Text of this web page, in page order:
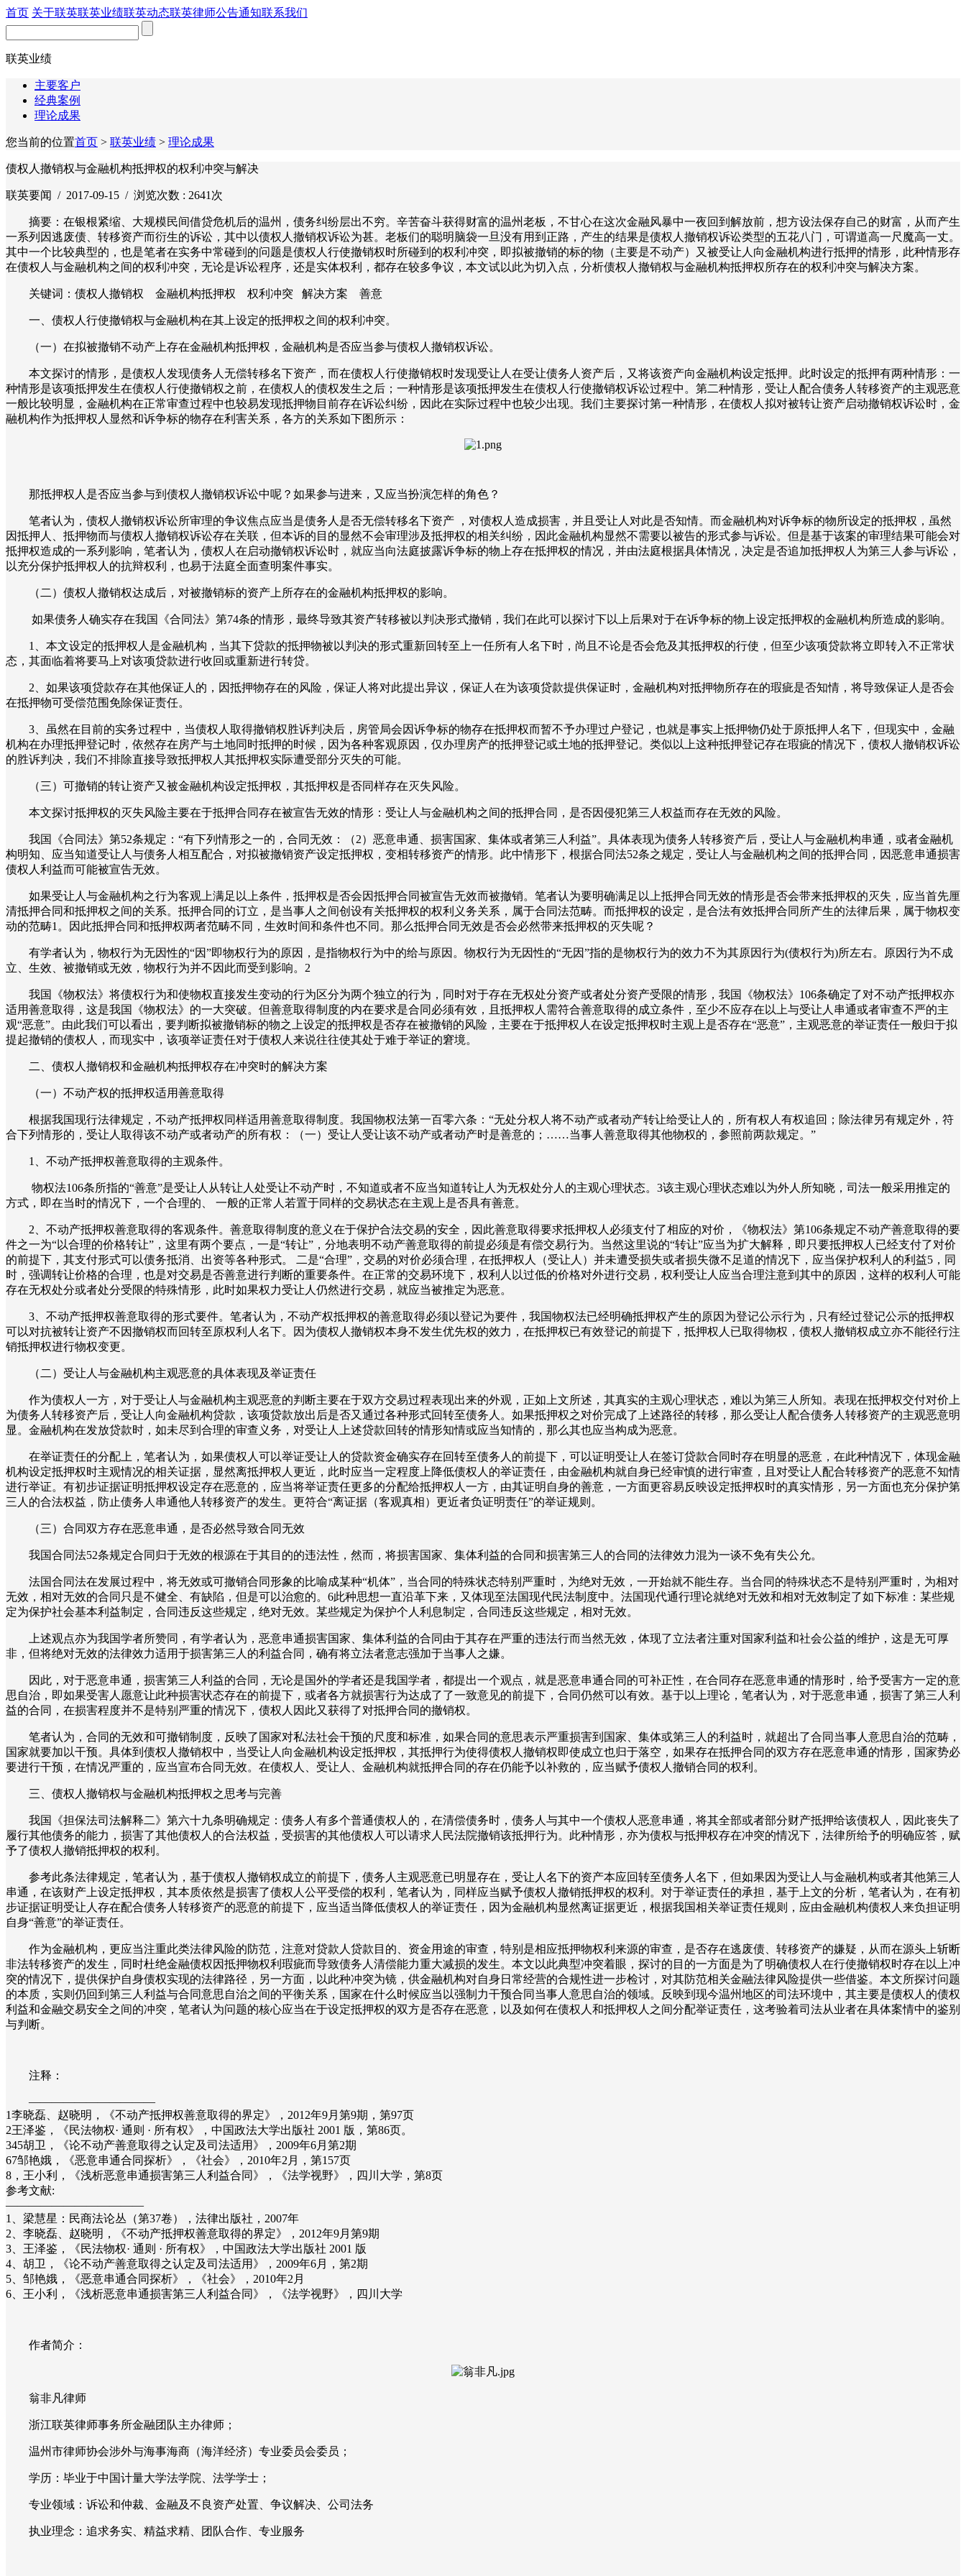
首页 关于联英联英业绩联英动态联英律师公告通知联系我们
联英业绩
主要客户
经典案例
理论成果
您当前的位置首页 > 联英业绩 > 理论成果
债权人撤销权与金融机构抵押权的权利冲突与解决
联英要闻 / 2017-09-15 / 浏览次数 : 2641次
摘要：在银根紧缩、大规模民间借贷危机后的温州，债务纠纷层出不穷。辛苦奋斗获得财富的温州老板，不甘心在这次金融风暴中一夜回到解放前，想方设法保存自己的财富，从而产生
一系列因逃废债、转移资产而衍生的诉讼，其中以债权人撤销权诉讼为甚。老板们的聪明脑袋一旦没有用到正路，产生的结果是债权人撤销权诉讼类型的五花八门，可谓道高一尺魔高一丈。
其中一个比较典型的，也是笔者在实务中常碰到的问题是债权人行使撤销权时所碰到的权利冲突，即拟被撤销的标的物（主要是不动产）又被受让人向金融机构进行抵押的情形，此种情形存
在债权人与金融机构之间的权利冲突，无论是诉讼程序，还是实体权利，都存在较多争议，本文试以此为切入点，分析债权人撤销权与金融机构抵押权所存在的权利冲突与解决方案。
关键词：债权人撤销权 金融机构抵押权 权利冲突 解决方案 善意
一、债权人行使撤销权与金融机构在其上设定的抵押权之间的权利冲突。
（一）在拟被撤销不动产上存在金融机构抵押权，金融机构是否应当参与债权人撤销权诉讼。
本文探讨的情形，是债权人发现债务人无偿转移名下资产，而在债权人行使撤销权时发现受让人在受让债务人资产后，又将该资产向金融机构设定抵押。此时设定的抵押有两种情形：一
种情形是该项抵押发生在债权人行使撤销权之前，在债权人的债权发生之后；一种情形是该项抵押发生在债权人行使撤销权诉讼过程中。第二种情形，受让人配合债务人转移资产的主观恶意
一般比较明显，金融机构在正常审查过程中也较易发现抵押物目前存在诉讼纠纷，因此在实际过程中也较少出现。我们主要探讨第一种情形，在债权人拟对被转让资产启动撤销权诉讼时，金
融机构作为抵押权人显然和诉争标的物存在利害关系，各方的关系如下图所示：
那抵押权人是否应当参与到债权人撤销权诉讼中呢？如果参与进来，又应当扮演怎样的角色？
笔者认为，债权人撤销权诉讼所审理的争议焦点应当是债务人是否无偿转移名下资产 ，对债权人造成损害，并且受让人对此是否知情。而金融机构对诉争标的物所设定的抵押权，虽然
因抵押人、抵押物而与债权人撤销权诉讼存在关联，但本诉的目的显然不会审理涉及抵押权的相关纠纷，因此金融机构显然不需要以被告的形式参与诉讼。但是基于该案的审理结果可能会对
抵押权造成的一系列影响，笔者认为，债权人在启动撤销权诉讼时，就应当向法庭披露诉争标的物上存在抵押权的情况，并由法庭根据具体情况，决定是否追加抵押权人为第三人参与诉讼，
以充分保护抵押权人的抗辩权利，也易于法庭全面查明案件事实。
（二）债权人撤销权达成后，对被撤销标的资产上所存在的金融机构抵押权的影响。
如果债务人确实存在我国《合同法》第74条的情形，最终导致其资产转移被以判决形式撤销，我们在此可以探讨下以上后果对于在诉争标的物上设定抵押权的金融机构所造成的影响。
1、本文设定的抵押权人是金融机构，当其下贷款的抵押物被以判决的形式重新回转至上一任所有人名下时，尚且不论是否会危及其抵押权的行使，但至少该项贷款将立即转入不正常状
态，其面临着将要马上对该项贷款进行收回或重新进行转贷。
2、如果该项贷款存在其他保证人的，因抵押物存在的风险，保证人将对此提出异议，保证人在为该项贷款提供保证时，金融机构对抵押物所存在的瑕疵是否知情，将导致保证人是否会
在抵押物可受偿范围免除保证责任。
3、虽然在目前的实务过程中，当债权人取得撤销权胜诉判决后，房管局会因诉争标的物存在抵押权而暂不予办理过户登记，也就是事实上抵押物仍处于原抵押人名下，但现实中，金融
机构在办理抵押登记时，依然存在房产与土地同时抵押的时候，因为各种客观原因，仅办理房产的抵押登记或土地的抵押登记。类似以上这种抵押登记存在瑕疵的情况下，债权人撤销权诉讼
的胜诉判决，我们不排除直接导致抵押权人其抵押权实际遭受部分灭失的可能。
（三）可撤销的转让资产又被金融机构设定抵押权，其抵押权是否同样存在灭失风险。
本文探讨抵押权的灭失风险主要在于抵押合同存在被宣告无效的情形：受让人与金融机构之间的抵押合同，是否因侵犯第三人权益而存在无效的风险。
我国《合同法》第52条规定：“有下列情形之一的，合同无效：（2）恶意串通、损害国家、集体或者第三人利益”。具体表现为债务人转移资产后，受让人与金融机构串通，或者金融机
构明知、应当知道受让人与债务人相互配合，对拟被撤销资产设定抵押权，变相转移资产的情形。此中情形下，根据合同法52条之规定，受让人与金融机构之间的抵押合同，因恶意串通损害
债权人利益而可能被宣告无效。
如果受让人与金融机构之行为客观上满足以上条件，抵押权是否会因抵押合同被宣告无效而被撤销。笔者认为要明确满足以上抵押合同无效的情形是否会带来抵押权的灭失，应当首先厘
清抵押合同和抵押权之间的关系。抵押合同的订立，是当事人之间创设有关抵押权的权利义务关系，属于合同法范畴。而抵押权的设定，是合法有效抵押合同所产生的法律后果，属于物权变
动的范畴1。因此抵押合同和抵押权两者范畴不同，生效时间和条件也不同。那么抵押合同无效是否会必然带来抵押权的灭失呢？
有学者认为，物权行为无因性的“因”即物权行为的原因，是指物权行为中的给与原因。物权行为无因性的“无因”指的是物权行为的效力不为其原因行为(债权行为)所左右。原因行为不成
立、生效、被撤销或无效，物权行为并不因此而受到影响。2
我国《物权法》将债权行为和使物权直接发生变动的行为区分为两个独立的行为，同时对于存在无权处分资产或者处分资产受限的情形，我国《物权法》106条确定了对不动产抵押权亦
适用善意取得，这是我国《物权法》的一大突破。但善意取得制度的内在要求是合同必须有效，且抵押权人需符合善意取得的成立条件，至少不应存在以上与受让人串通或者审查不严的主
观“恶意”。由此我们可以看出，要判断拟被撤销标的物之上设定的抵押权是否存在被撤销的风险，主要在于抵押权人在设定抵押权时主观上是否存在“恶意”，主观恶意的举证责任一般归于拟
提起撤销的债权人，而现实中，该项举证责任对于债权人来说往往使其处于难于举证的窘境。
二、债权人撤销权和金融机构抵押权存在冲突时的解决方案
（一）不动产权的抵押权适用善意取得
根据我国现行法律规定，不动产抵押权同样适用善意取得制度。我国物权法第一百零六条：“无处分权人将不动产或者动产转让给受让人的，所有权人有权追回；除法律另有规定外，符
合下列情形的，受让人取得该不动产或者动产的所有权：（一）受让人受让该不动产或者动产时是善意的；……当事人善意取得其他物权的，参照前两款规定。”
1、不动产抵押权善意取得的主观条件。
物权法106条所指的“善意”是受让人从转让人处受让不动产时，不知道或者不应当知道转让人为无权处分人的主观心理状态。3该主观心理状态难以为外人所知晓，司法一般采用推定的
方式，即在当时的情况下，一个合理的、 一般的正常人若置于同样的交易状态在主观上是否具有善意。
2、不动产抵押权善意取得的客观条件。善意取得制度的意义在于保护合法交易的安全，因此善意取得要求抵押权人必须支付了相应的对价，《物权法》第106条规定不动产善意取得的要
件之一为“以合理的价格转让”，这里有两个要点，一是“转让”，分地表明不动产善意取得的前提必须是有偿交易行为。当然这里说的“转让”应当为扩大解释，即只要抵押权人已经支付了对价
的前提下，其支付形式可以债务抵消、出资等各种形式。 二是“合理”，交易的对价必须合理，在抵押权人（受让人）并未遭受损失或者损失微不足道的情况下，应当保护权利人的利益5，同
时，强调转让价格的合理，也是对交易是否善意进行判断的重要条件。在正常的交易环境下，权利人以过低的价格对外进行交易，权利受让人应当合理注意到其中的原因，这样的权利人可能
存在无权处分或者处分受限的特殊情形，此时如果权力受让人仍然进行交易，就应当被推定为恶意。
3、不动产抵押权善意取得的形式要件。笔者认为，不动产权抵押权的善意取得必须以登记为要件，我国物权法已经明确抵押权产生的原因为登记公示行为，只有经过登记公示的抵押权
可以对抗被转让资产不因撤销权而回转至原权利人名下。因为债权人撤销权本身不发生优先权的效力，在抵押权已有效登记的前提下，抵押权人已取得物权，债权人撤销权成立亦不能径行注
销抵押权进行物权变更。
（二）受让人与金融机构主观恶意的具体表现及举证责任
作为债权人一方，对于受让人与金融机构主观恶意的判断主要在于双方交易过程表现出来的外观，正如上文所述，其真实的主观心理状态，难以为第三人所知。表现在抵押权交付对价上
为债务人转移资产后，受让人向金融机构贷款，该项贷款放出后是否又通过各种形式回转至债务人。如果抵押权之对价完成了上述路径的转移，那么受让人配合债务人转移资产的主观恶意明
显。金融机构在发放贷款时，如未尽到合理的审查义务，对受让人上述贷款回转的情形知情或应当知情的，那么其也应当构成为恶意。
在举证责任的分配上，笔者认为，如果债权人可以举证受让人的贷款资金确实存在回转至债务人的前提下，可以证明受让人在签订贷款合同时存在明显的恶意，在此种情况下，体现金融
机构设定抵押权时主观情况的相关证据，显然离抵押权人更近，此时应当一定程度上降低债权人的举证责任，由金融机构就自身已经审慎的进行审查，且对受让人配合转移资产的恶意不知情
进行举证。有初步证据证明抵押权设定存在恶意的，应当将举证责任更多的分配给抵押权人一方，由其证明自身的善意，一方面更容易反映设定抵押权时的真实情形，另一方面也充分保护第
三人的合法权益，防止债务人串通他人转移资产的发生。更符合“离证据（客观真相）更近者负证明责任”的举证规则。
（三）合同双方存在恶意串通，是否必然导致合同无效
我国合同法52条规定合同归于无效的根源在于其目的的违法性，然而，将损害国家、集体利益的合同和损害第三人的合同的法律效力混为一谈不免有失公允。
法国合同法在发展过程中，将无效或可撤销合同形象的比喻成某种“机体”，当合同的特殊状态特别严重时，为绝对无效，一开始就不能生存。当合同的特殊状态不是特别严重时，为相对
无效，相对无效的合同只是不健全、有缺陷，但是可以治愈的。6此种思想一直沿革下来，又体现至法国现代民法制度中。法国现代通行理论就绝对无效和相对无效制定了如下标准：某些规
定为保护社会基本利益制定，合同违反这些规定，绝对无效。某些规定为保护个人利息制定，合同违反这些规定，相对无效。
上述观点亦为我国学者所赞同，有学者认为，恶意串通损害国家、集体利益的合同由于其存在严重的违法行而当然无效，体现了立法者注重对国家利益和社会公益的维护，这是无可厚
非，但将绝对无效的法律效力适用于损害第三人的利益合同，确有将立法者意志强加于当事人之嫌。
因此，对于恶意串通，损害第三人利益的合同，无论是国外的学者还是我国学者，都提出一个观点，就是恶意串通合同的可补正性，在合同存在恶意串通的情形时，给予受害方一定的意
思自治，即如果受害人愿意让此种损害状态存在的前提下，或者各方就损害行为达成了了一致意见的前提下，合同仍然可以有效。基于以上理论，笔者认为，对于恶意串通，损害了第三人利
益的合同，在损害程度并不是特别严重的情况下，债权人因此又获得了对抵押合同的撤销权。
笔者认为，合同的无效和可撤销制度，反映了国家对私法社会干预的尺度和标准，如果合同的意思表示严重损害到国家、集体或第三人的利益时，就超出了合同当事人意思自治的范畴，
国家就要加以干预。具体到债权人撤销权中，当受让人向金融机构设定抵押权，其抵押行为使得债权人撤销权即使成立也归于落空，如果存在抵押合同的双方存在恶意串通的情形，国家势必
要进行干预，在情况严重的，应当宣布合同无效。在债权人、受让人、金融机构就抵押合同的存在仍能予以补救的，应当赋予债权人撤销合同的权利。
三、债权人撤销权与金融机构抵押权之思考与完善
我国《担保法司法解释二》第六十九条明确规定：债务人有多个普通债权人的，在清偿债务时，债务人与其中一个债权人恶意串通，将其全部或者部分财产抵押给该债权人，因此丧失了
履行其他债务的能力，损害了其他债权人的合法权益，受损害的其他债权人可以请求人民法院撤销该抵押行为。此种情形，亦为债权与抵押权存在冲突的情况下，法律所给予的明确应答，赋
予了债权人撤销抵押权的权利。
参考此条法律规定，笔者认为，基于债权人撤销权成立的前提下，债务人主观恶意已明显存在，受让人名下的资产本应回转至债务人名下，但如果因为受让人与金融机构或者其他第三人
串通，在该财产上设定抵押权，其本质依然是损害了债权人公平受偿的权利，笔者认为，同样应当赋予债权人撤销抵押权的权利。对于举证责任的承担，基于上文的分析，笔者认为，在有初
步证据证明受让人存在配合债务人转移资产的恶意的前提下，应当适当降低债权人的举证责任，因为金融机构显然离证据更近，根据我国相关举证责任规则，应由金融机构债权人来负担证明
自身“善意”的举证责任。
作为金融机构，更应当注重此类法律风险的防范，注意对贷款人贷款目的、资金用途的审查，特别是相应抵押物权利来源的审查，是否存在逃废债、转移资产的嫌疑，从而在源头上斩断
非法转移资产的发生，同时杜绝金融债权因抵押物权利瑕疵而导致债务人清偿能力重大减损的发生。本文以此典型冲突着眼，探讨的目的一方面是为了明确债权人在行使撤销权时存在以上冲
突的情况下，提供保护自身债权实现的法律路径，另一方面，以此种冲突为镜，供金融机构对自身日常经营的合规性进一步检讨，对其防范相关金融法律风险提供一些借鉴。本文所探讨问题
的本质，实则仍回到第三人利益与合同意思自治之间的平衡关系，国家在什么时候应当以强制力干预合同当事人意思自治的领域。反映到现今温州地区的司法环境中，其主要是债权人的债权
利益和金融交易安全之间的冲突，笔者认为问题的核心应当在于设定抵押权的双方是否存在恶意，以及如何在债权人和抵押权人之间分配举证责任，这考验着司法从业者在具体案情中的鉴别
与判断。
注释：
———————————
1李晓磊、赵晓明，《不动产抵押权善意取得的界定》，2012年9月第9期，第97页
2王泽鉴，《民法物权· 通则 · 所有权》，中国政法大学出版社 2001 版，第86页。
345胡卫，《论不动产善意取得之认定及司法适用》，2009年6月第2期
67邹艳娥，《恶意串通合同探析》，《社会》，2010年2月，第157页
8，王小利，《浅析恶意串通损害第三人利益合同》，《法学视野》，四川大学，第8页
参考文献:
————————————
1、梁慧星：民商法论丛（第37卷），法律出版社，2007年
2、李晓磊、赵晓明，《不动产抵押权善意取得的界定》，2012年9月第9期
3、王泽鉴，《民法物权· 通则 · 所有权》，中国政法大学出版社 2001 版
4、胡卫，《论不动产善意取得之认定及司法适用》，2009年6月，第2期
5、邹艳娥，《恶意串通合同探析》，《社会》，2010年2月
6、王小利，《浅析恶意串通损害第三人利益合同》，《法学视野》，四川大学
作者简介：
翁非凡律师
浙江联英律师事务所金融团队主办律师；
温州市律师协会涉外与海事海商（海洋经济）专业委员会委员；
学历：毕业于中国计量大学法学院、法学学士；
专业领域：诉讼和仲裁、金融及不良资产处置、争议解决、公司法务
执业理念：追求务实、精益求精、团队合作、专业服务